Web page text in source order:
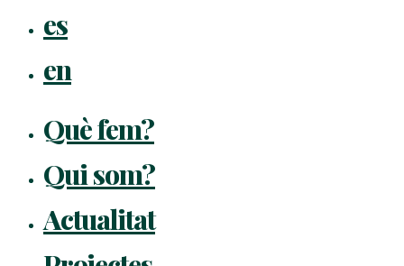
es
en
Què fem?
Qui som?
Actualitat